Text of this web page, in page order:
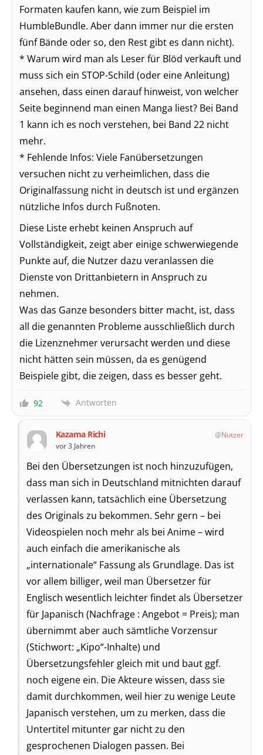
Formaten kaufen kann, wie zum Beispiel im
HumbleBundle. Aber dann immer nur die ersten
fünf Bände oder so, den Rest gibt es dann nicht).
* Warum wird man als Leser für Blöd verkauft und
muss sich ein STOP-Schild (oder eine Anleitung)
ansehen, dass einen darauf hinweist, von welcher
Seite beginnend man einen Manga liest? Bei Band
1 kann ich es noch verstehen, bei Band 22 nicht
mehr.
* Fehlende Infos: Viele Fanübersetzungen
versuchen nicht zu verheimlichen, dass die
Originalfassung nicht in deutsch ist und ergänzen
nützliche Infos durch Fußnoten.
Diese Liste erhebt keinen Anspruch auf
Vollständigkeit, zeigt aber einige schwerwiegende
Punkte auf, die Nutzer dazu veranlassen die
Dienste von Drittanbietern in Anspruch zu
nehmen.
Was das Ganze besonders bitter macht, ist, dass
all die genannten Probleme ausschließlich durch
die Lizenznehmer verursacht werden und diese
nicht hätten sein müssen, da es genügend
Beispiele gibt, die zeigen, dass es besser geht.
92 Antworten
Kazama Richi
Nutzer
vor 3 Jahren
Bei den Übersetzungen ist noch hinzuzufügen,
dass man sich in Deutschland mitnichten darauf
verlassen kann, tatsächlich eine Übersetzung
des Originals zu bekommen. Sehr gern – bei
Videospielen noch mehr als bei Anime – wird
auch einfach die amerikanische als
„internationale“ Fassung als Grundlage. Das ist
vor allem billiger, weil man Übersetzer für
Englisch wesentlich leichter findet als Übersetzer
für Japanisch (Nachfrage : Angebot = Preis); man
übernimmt aber auch sämtliche Vorzensur
(Stichwort: „Kipo“-Inhalte) und
Übersetzungsfehler gleich mit und baut ggf.
noch eigene ein. Die Akteure wissen, dass sie
damit durchkommen, weil hier zu wenige Leute
Japanisch verstehen, um zu merken, dass die
Untertitel mitunter gar nicht zu den
gesprochenen Dialogen passen. Bei